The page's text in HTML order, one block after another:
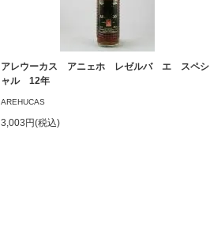
アレウーカス アニェホ レゼルバ エ スペシ
ャル 12年
AREHUCAS
3,003円(税込)